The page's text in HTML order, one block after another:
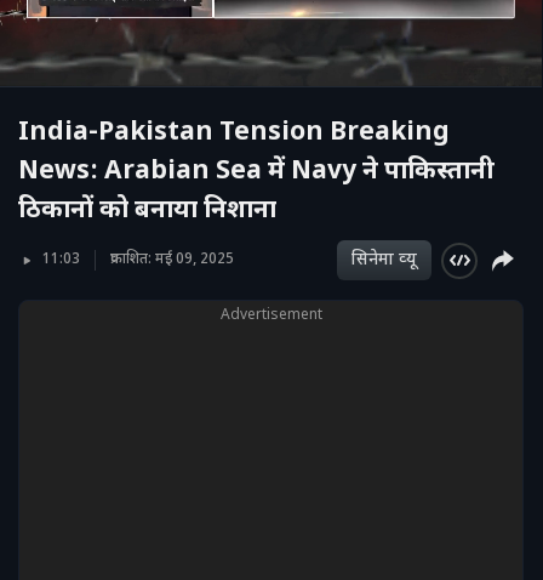
India-Pakistan Tension Breaking
News: Arabian Sea में Navy ने पाकिस्तानी
ठिकानों को बनाया निशाना
11:03 प्रकाशित: मई 09, 2025 सिनेमा व्‍यू
Advertisement